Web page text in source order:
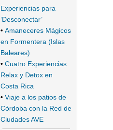
Experiencias para
‘Desconectar’
• Amaneceres Mágicos
en Formentera (Islas
Baleares)
• Cuatro Experiencias
Relax y Detox en
Costa Rica
• Viaje a los patios de
Córdoba con la Red de
Ciudades AVE